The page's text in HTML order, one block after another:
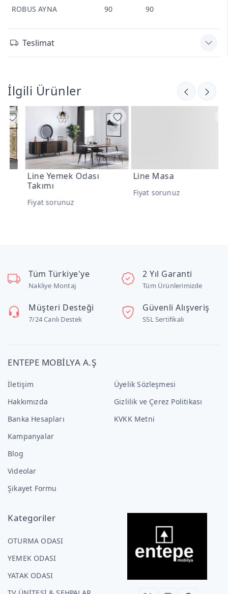
ROBUS AYNA
90 90
Teslimat
İlgili Ürünler
Line Yemek Odası
Takımı
Fiyat sorunuz
Line Masa
Fiyat sorunuz
Tüm Türkiye'ye
Nakliye Montaj
2 Yıl Garanti
Tüm Ürünlerimizde
Müşteri Desteği
7/24 Canlı Destek
Güvenli Alışveriş
SSL Sertifikalı
ENTEPE MOBİLYA A.Ş
İletişim
Hakkımızda
Banka Hesapları
Kampanyalar
Blog
Videolar
Şikayet Formu
Üyelik Sözleşmesi
Gizlilik ve Çerez Politikası
KVKK Metni
Kategoriler
OTURMA ODASI
YEMEK ODASI
YATAK ODASI